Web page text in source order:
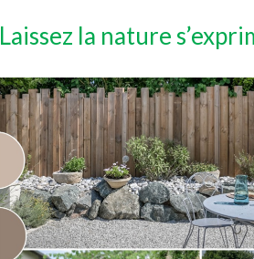
Laissez la nature